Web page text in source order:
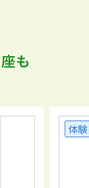
も
体験